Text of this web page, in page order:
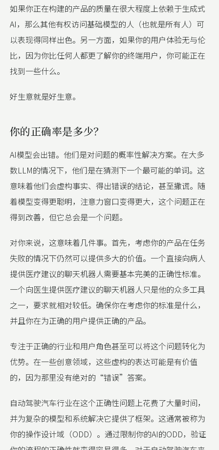
如果你正在构建的产品的质量在很大程度上依赖于生成式
AI，那么其他有权访问基础模型的人（也就是所有人）可
以表现得同样出色。另一方面，如果你的用户体验无与伦
比，因为你比任何人都更了解你的终端用户，你可能正在
找到一些什么。
好生意就是好生意。
你的正确率是多少？
AI模型会出错。他们是对问题的概率性解决方案。在大多
数LLM的情况下，他们是在猜测下一个最可能的单词。这
意味着他们会虚构事实、得出错误的结论，甚至撒谎。随
着模型变得更聪明，注意力窗口变得更大，这个问题正在
得到改善，但它总会是一个问题。
对你来说，这意味着几件事。首先，考虑你的产品在任务
失败的情况下仍然可以提供多大的价值。一个直接向病人
提供医疗建议的聊天机器人需要基本完美的正确性标准。
一个向医生提供医疗建议的聊天机器人只是他的众多工具
之一，要求就相对较低。确保你在考虑你的标准是什么，
并且你在为正确的用户提供正确的产品。
专注于正确的行业和用户角色甚至可以将这个问题转化为
优势。在一些创意领域，这些虚构的表达可能是有价值
的，因为那里没有绝对的“错误”答案。
自动驾驶汽车行业在这个正确性问题上花费了大量时间，
并为复杂的模型和系统解决它提供了框架。这通常被称为
你的操作设计域（ODD）。通过限制你的AI的ODD，验证